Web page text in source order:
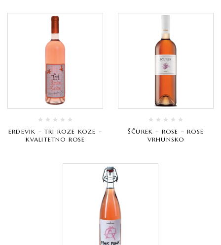
ERDEVIK – TRI ROZE KOZE –
KVALITETNO ROSE
ŠČUREK – ROSE – ROSE
VRHUNSKO